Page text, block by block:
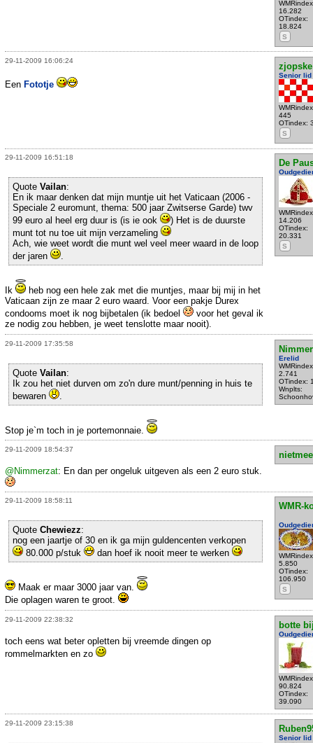
16.282
OTindex:
18.824
S
29-11-2009 16:06:24
zjopske
Senior lid
445
OTindex:
S
Een Fototje
29-11-2009 16:51:18
De
14.206
OTindex:
20.331
S
Quote Vailan:
En ik maar denken dat mijn muntje uit het Vaticaan (2006 -
Speciale 2 euromunt, thema: 500 jaar Zwitserse Garde) twv
99 euro al heel erg duur is (is ie ook
) Het is de duurste
munt tot nu toe uit mijn verzameling
Ach, wie weet wordt die munt wel veel meer waard in de loop
der jaren
.
Ik
heb nog een hele zak met die muntjes, maar bij mij in het
Vaticaan zijn ze maar 2 euro waard. Voor een pakje Durex
condooms moet ik nog bijbetalen (ik bedoel
voor het geval ik
ze nodig zou hebben, je weet tenslotte maar nooit).
29-11-2009 17:35:58
Erelid
2.741
OTindex:
Wnplts:
Quote Vailan:
Ik zou het niet durven om zo'n dure munt/penning in huis te
bewaren
Stop je`m toch in je portemonnaie.
29-11-2009 18:54:37
@Nimmerzat: En dan per ongeluk uitgeven als een 2 euro stuk.
29-11-2009 18:58:11
WMR-
5.850
OTindex:
106.950
S
Quote Chewiezz:
nog een jaartje of 30 en ik ga mijn guldencenten verkopen
80.000 p/stuk
dan hoef ik nooit meer te werken
Maak er maar 3000 jaar van.
Die oplagen waren te groot.
29-11-2009 22:38:32
botte
90.824
OTindex:
39.090
toch eens wat beter opletten bij vreemde dingen op
rommelmarkten en zo
29-11-2009 23:15:38
Senior lid